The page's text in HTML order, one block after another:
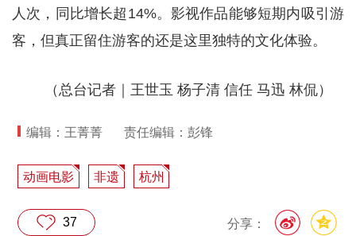
人次，同比增长超14%。影视作品能够短期内吸引游
客，但真正留住游客的还是这里独特的文化体验。
（总台记者｜王世玉 杨子清 信任 马迅 林侃）
编辑：王菁菁 责任编辑：彭锋
动画电影 非遗 杭州
分享：
37